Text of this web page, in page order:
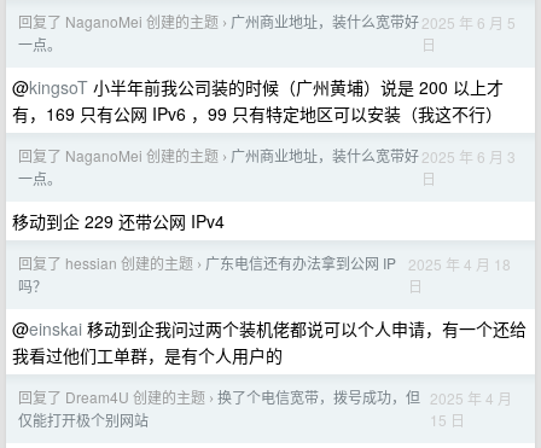
回复了 NaganoMei 创建的主题 › 广州商业地址，装什么宽带好
一点。
2025 年 6 月 5
日
@kingsoT 小半年前我公司装的时候（广州黄埔）说是 200 以上才
有，169 只有公网 IPv6 ，99 只有特定地区可以安装（我这不行）
回复了 NaganoMei 创建的主题 › 广州商业地址，装什么宽带好
一点。
2025 年 6 月 3
日
移动到企 229 还带公网 IPv4
回复了 hessian 创建的主题 › 广东电信还有办法拿到公网 IP
吗？
2025 年 4 月 18
日
@einskai 移动到企我问过两个装机佬都说可以个人申请，有一个还给
我看过他们工单群，是有个人用户的
回复了 Dream4U 创建的主题 › 换了个电信宽带，拨号成功，但
仅能打开极个别网站
2025 年 4 月
15 日